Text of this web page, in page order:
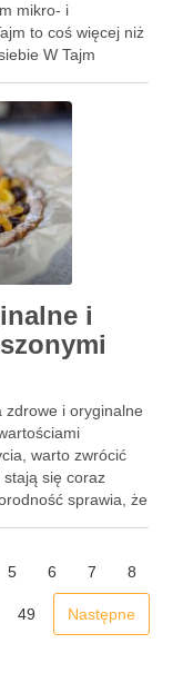
mikro- i
to coś więcej niż
W Tajm
i
zdrowe i oryginalne
warto zwrócić
się coraz
sprawia, że
5 6 7 8
49 Następne